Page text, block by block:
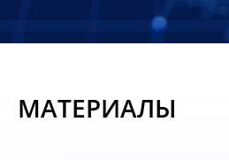
Материалы
МАТЕРИАЛЫ